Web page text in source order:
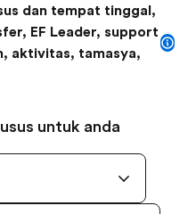
dan tempat tinggal,
EF Leader, support
aktivitas, tamasya,
untuk anda